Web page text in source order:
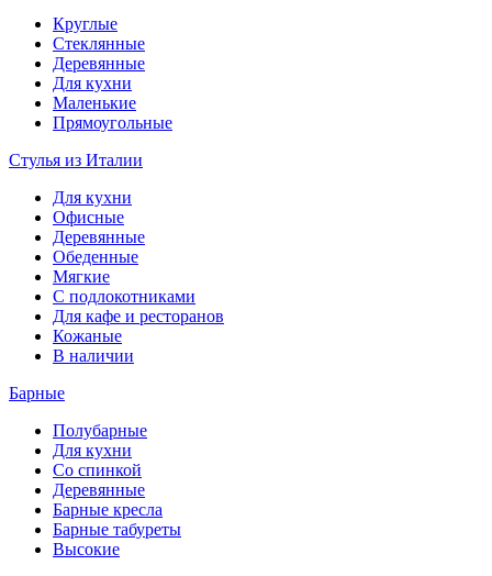
Круглые
Стеклянные
Деревянные
Для кухни
Маленькие
Прямоугольные
Стулья из Италии
Для кухни
Офисные
Деревянные
Обеденные
Мягкие
С подлокотниками
Для кафе и ресторанов
Кожаные
В наличии
Барные
Полубарные
Для кухни
Со спинкой
Деревянные
Барные кресла
Барные табуреты
Высокие